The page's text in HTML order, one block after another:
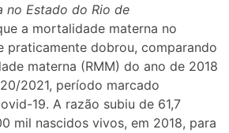
no Estado do Rio de
a mortalidade materna no
praticamente dobrou, comparando
materna (RMM) do ano de 2018
2021, período marcado
19. A razão subiu de 61,7
mil nascidos vivos, em 2018, para